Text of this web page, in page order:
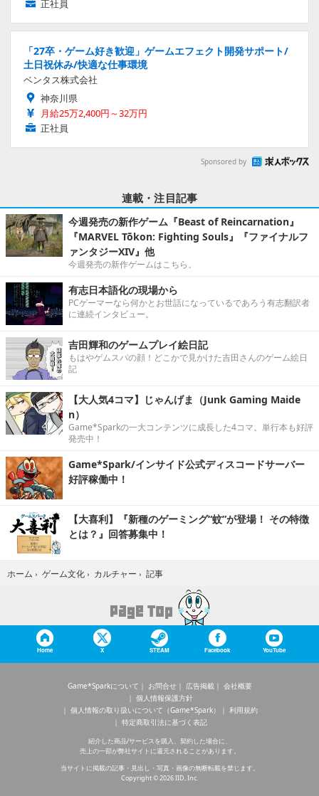
正社員
「27卒・ゲーム好き歓迎」ゲームエフェクト開発サポート/
土日祝休み/快適な仕事環境
ベンタス株式会社
神奈川県
月給25万2,400円～32万円
正社員
Sponsored by
連載・注目記事
今週発売の新作ゲーム『Beast of Reincarnation』
『MARVEL Tōkon: Fighting Souls』『ファイナルフ
ァンタジーXIV』他
今週発売の新作ゲームはこちら。
有志日本語化の現場から
PCゲーマーなら何かとお世話になっているであろう有志翻訳者
に連続インタビュー。
吉田輝和のゲームプレイ絵日記
もはやゲムスパの顔！どこかで見かけた吉田さんのゲーム絵日
記
【大人気4コマ】じゃんげま（Junk Gaming Maide
n）
Game*Sparkの一大コンテンツに成長した4コマ。単行本も好評
発売中！
Game*Spark/インサイド公式ディスコードサーバー
好評稼働中！
【大喜利】『新種のゲーミング“蚊”が登場！ その特徴
とは？』回答募集中！
ホーム › ゲーム文化 › カルチャー › 記事
Home X STEAM Facebook YouTube
Game*Sparkについて お問合せ 広告掲載
会社概要
個人情報保護方針
個人情報の取り扱いについて（Game*Spark）
利用規約
特定商取引法に基づく表記
紹介した商品/サービスを購入、契約した場合に、
売上の一部が弊社サイトに還元されることがあります。
当サイトに掲載の記事・見出し・写真・画像の無断転載を禁じます。
Copyright © 2026 IID, Inc.